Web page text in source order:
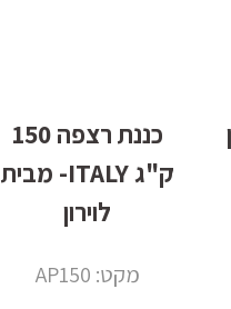
כננת רצפה 150
ק"ג ITALY- מבית
לוירון
מקט: AP150